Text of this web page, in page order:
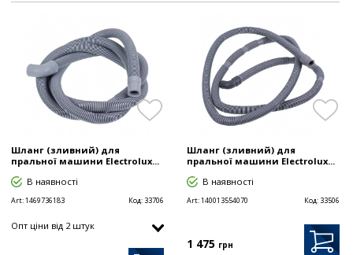
Шланг (зливний) для
пральної машини Electrolux...
В наявності
Art:1469736183 Код: 33706
Опт цiни від 2 штук
Шланг (зливний) для
пральної машини Electrolux...
В наявності
Art:140013554070 Код: 33506
1 475 грн